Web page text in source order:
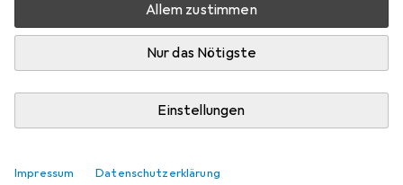
Allem zustimmen
Nur das Nötigste
Einstellungen
Impressum Datenschutzerklärung
Bewertungen
Mehr von Hama
Zwischen Sa, 15.8. und Mi, 19.8. geliefert
Mehr als 10 Stück an Lager beim Lieferanten